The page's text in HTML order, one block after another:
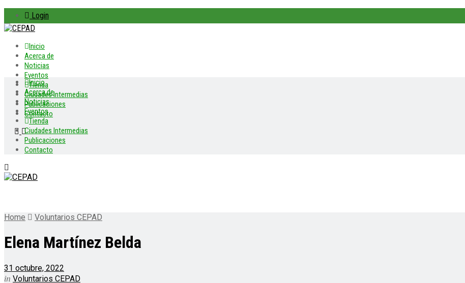
Login
Inicio
Acerca de
Noticias
Eventos
Tienda
Ciudades Intermedias
Publicaciones
Contacto
Inicio
Acerca de
Noticias
Eventos
Tienda
Ciudades Intermedias
Publicaciones
Contacto
Home Voluntarios CEPAD
Elena Martínez Belda
31 octubre, 2022
in Voluntarios CEPAD